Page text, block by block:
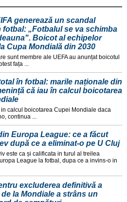
generează un scandal
fotbal: „Fotbalul se va schimba
Boicot al echipelor
Cupa Mondială din 2030
sunt membre ale UEFA au anunțat boicotul
fața ...
în fotbal: marile naționale din
că iau în calcul boicotarea
calcul boicotarea Cupei Mondiale daca
continua ...
Europa League: ce a făcut
după ce a eliminat-o pe U Cluj
este ca și calificata in turul al treilea
League la fotbal, dupa ce a invins-o in
excluderea definitivă a
la Mondiale a strâns un